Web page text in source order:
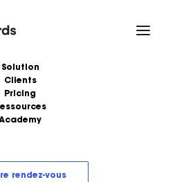
Solution
Clients
Pricing
rendez-vous